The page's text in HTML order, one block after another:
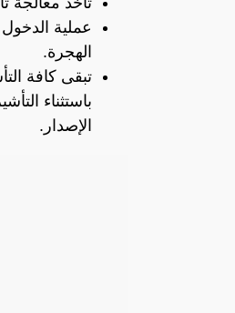
عملية
الهجرة.
الإصدار.